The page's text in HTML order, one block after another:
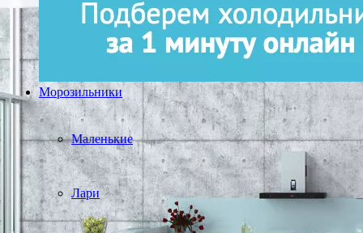
Морозильники
Маленькие
Лари